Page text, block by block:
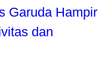
Garuda Hampir
dan